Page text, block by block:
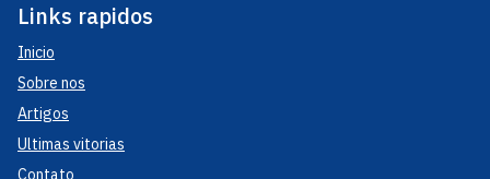
Links rapidos
Inicio
Sobre nos
Artigos
Ultimas vitorias
Contato